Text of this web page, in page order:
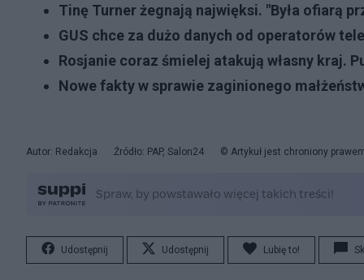
Tinę Turner żegnają najwięksi. "Była ofiarą
GUS chce za dużo danych od operatorów
Rosjanie coraz śmielej atakują własny kraj.
Nowe fakty w sprawie zaginionego
Autor: Redakcja Źródło: PAP, Salon24 © Artykuł jest chroniony
Udostępnij Udostępnij Lubię to!